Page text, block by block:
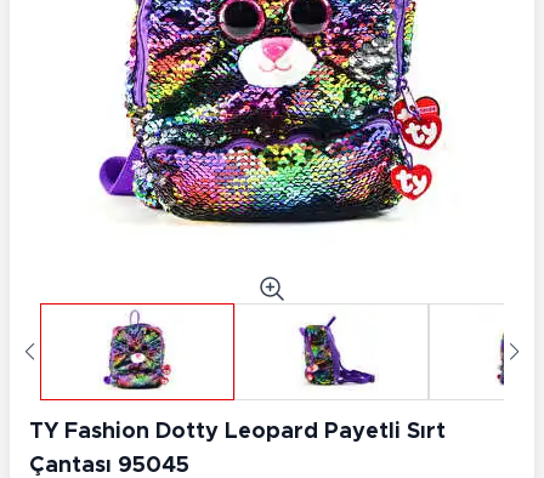
TY Fashion Dotty Leopard Payetli Sırt
Çantası 95045